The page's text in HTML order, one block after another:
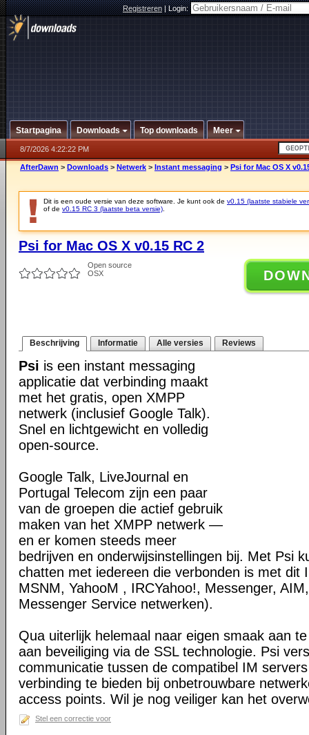
Registreren|Login:
Startpagina Downloads Top downloads Meer
8/7/2026 4:22:22 PM
AfterDawn > Downloads > Netwerk > Instant messaging > Psi for Mac OS X
Dit is een oude versie van deze software. Je kunt ook de v0.15 (laatste stabiele
of de v0.15 RC 3 (laatste beta versie)
Psi for Mac OS X v0.15 RC 2
Open source
OSX
Beschrijving Informatie Alle versies Reviews
Psi is een instant messaging
applicatie dat verbinding maakt
met het gratis, open XMPP
netwerk (inclusief Google Talk).
Snel en lichtgewicht en volledig
open-source.
Google Talk, LiveJournal en
Portugal Telecom zijn een paar
van de groepen die actief gebruik
maken van het XMPP netwerk —
en er komen steeds meer
bedrijven en onderwijsinstellingen bij. Met Psi
chatten met iedereen die verbonden is met dit
MSNM, YahooM , IRCYahoo!, Messenger,
Messenger Service netwerken).
Qua uiterlijk helemaal naar eigen smaak aan
aan beveiliging via de SSL technologie. Psi
communicatie tussen de compatibel IM
verbinding te bieden bij onbetrouwbare
access points. Wil je nog veiliger kan het
Stel een correctie voor